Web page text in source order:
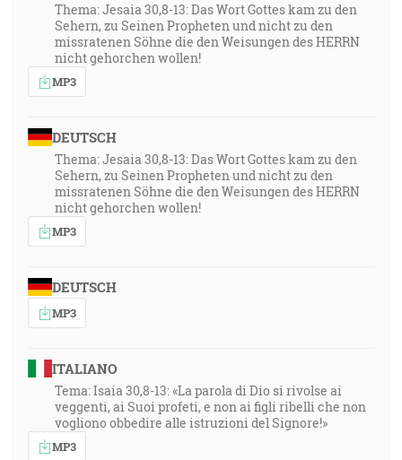
Thema: Jesaia 30,8-13: Das Wort Gottes kam zu den
Sehern, zu Seinen Propheten und nicht zu den
missratenen Söhne die den Weisungen des HERRN
nicht gehorchen wollen!
MP3
DEUTSCH
Thema: Jesaia 30,8-13: Das Wort Gottes kam zu den
Sehern, zu Seinen Propheten und nicht zu den
missratenen Söhne die den Weisungen des HERRN
nicht gehorchen wollen!
MP3
DEUTSCH
MP3
ITALIANO
Tema: Isaia 30,8-13: «La parola di Dio si rivolse ai
veggenti, ai Suoi profeti, e non ai figli ribelli che non
vogliono obbedire alle istruzioni del Signore!»
MP3